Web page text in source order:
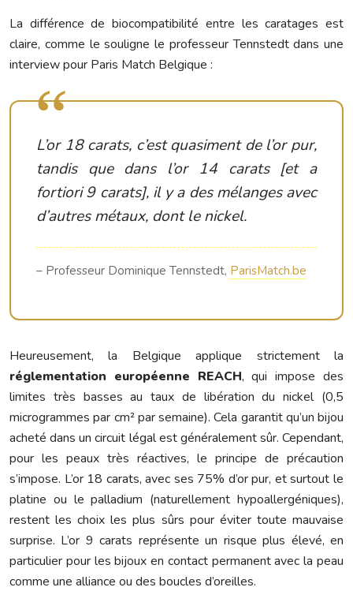
La différence de biocompatibilité entre les caratages est
claire, comme le souligne le professeur Tennstedt dans une
interview pour Paris Match Belgique :
L’or 18 carats, c’est quasiment de l’or pur,
tandis que dans l’or 14 carats [et a
fortiori 9 carats], il y a des mélanges avec
d’autres métaux, dont le nickel.
– Professeur Dominique Tennstedt, ParisMatch.be
Heureusement, la Belgique applique strictement la
réglementation européenne REACH, qui impose des
limites très basses au taux de libération du nickel (0,5
microgrammes par cm² par semaine). Cela garantit qu’un bijou
acheté dans un circuit légal est généralement sûr. Cependant,
pour les peaux très réactives, le principe de précaution
s’impose. L’or 18 carats, avec ses 75% d’or pur, et surtout le
platine ou le palladium (naturellement hypoallergéniques),
restent les choix les plus sûrs pour éviter toute mauvaise
surprise. L’or 9 carats représente un risque plus élevé, en
particulier pour les bijoux en contact permanent avec la peau
comme une alliance ou des boucles d’oreilles.